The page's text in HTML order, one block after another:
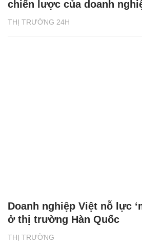
THỊ TRƯỜNG 24H
chiến lược của doanh
THỊ TRƯỜNG
Doanh nghiệp Việt nỗ lực
ở thị trường Hàn Quốc